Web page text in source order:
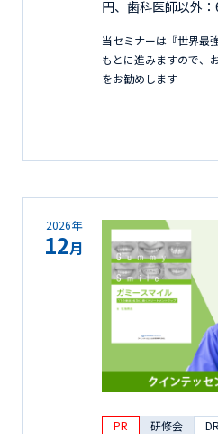
円、歯科医師以外
当セミナーは『世界
もとに進みますので、
をお勧めします
2026年
12月
PR 研修会 DR